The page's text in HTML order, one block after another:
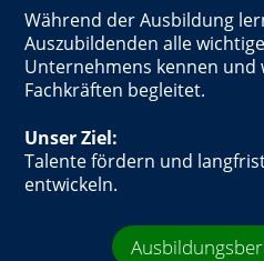
Während der Ausbildung
Auszubildenden alle
Unternehmens kennen
Fachkräften begleitet.
Unser Ziel:
Talente fördern und
entwickeln.